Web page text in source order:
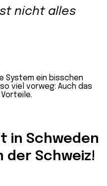
nicht alles
System ein bisschen
viel vorweg: Auch das
in Schweden
der Schweiz!